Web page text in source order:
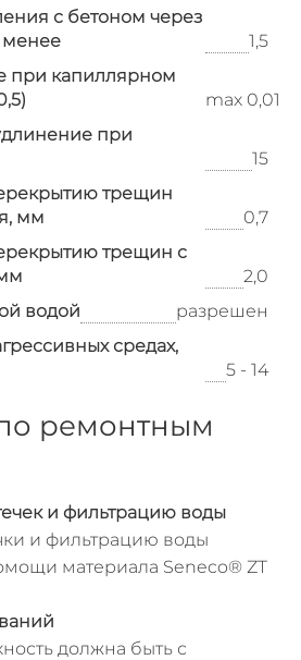
с бетоном через
менее
1,5
при капиллярном
max 0,01
при
15
трещин
мм
0,7
трещин с
2,0
водой
разрешен
средах,
5 - 14
ремонтным
и фильтрацию воды
и фильтрацию воды
материала Seneco® ZT
должна быть с